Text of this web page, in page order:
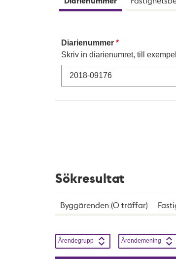
Diarienummer
Skriv in diarienumret, till
Sökresultat
Byggärenden (0 träffar)
Sortera genom att klicka på
Sortera på
ÄrendegruppStigande Sortera på
Ärendemening